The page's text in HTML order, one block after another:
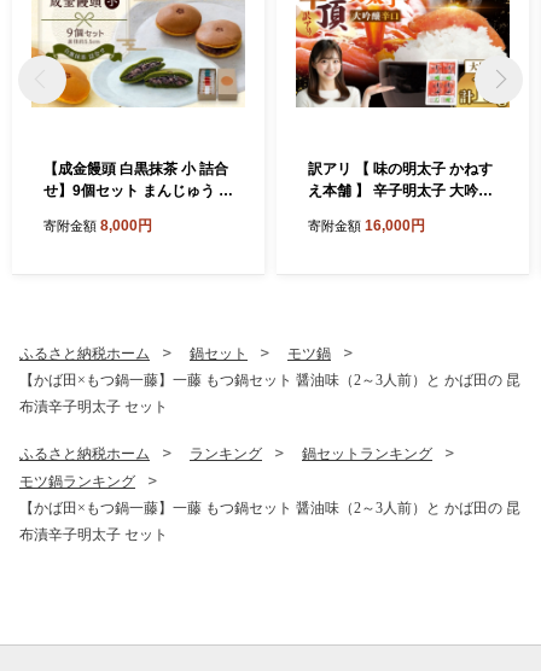
【成金饅頭 白黒抹茶 小 詰合
せ】9個セット まんじゅう 饅
市
寄附金額 8,000円
訳アリ 【 味の明太子 かねす
え本舗 】 辛子明太子 大吟醸
パック 計約1kg 明太子 辛子
寄附金額 16,000円
ふるさと納税ホーム 鍋セット
モツ鍋
【かば田×もつ鍋一藤】一藤 もつ鍋セット 醤油味（2～3人前）と かば田の 昆
布漬辛子明太子 セット
ふるさと納税ホーム ランキング
鍋セットランキング
モツ鍋ランキング
【かば田×もつ鍋一藤】一藤 もつ鍋セット 醤油味（2～3人前）と かば田の 昆
布漬辛子明太子 セット